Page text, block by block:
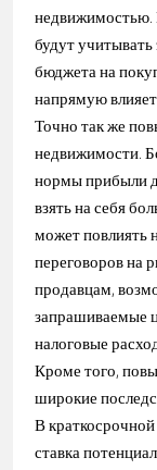
будут
бюджета на
напрямую
Точно так же
недвижимости.
нормы прибыли
взять на себя
может повлиять
переговоров на
продавцам,
запрашиваемые
налоговые
Кроме того,
широкие
В
ставка